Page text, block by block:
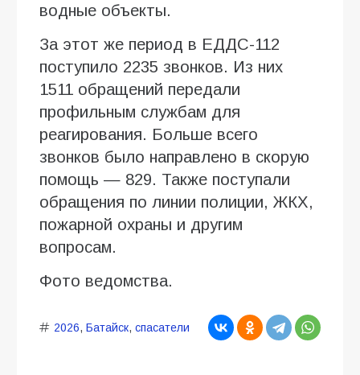
водные объекты.
За этот же период в ЕДДС-112
поступило 2235 звонков. Из них
1511 обращений передали
профильным службам для
реагирования. Больше всего
звонков было направлено в скорую
помощь — 829. Также поступали
обращения по линии полиции, ЖКХ,
пожарной охраны и другим
вопросам.
Фото ведомства.
2026, Батайск, спасатели